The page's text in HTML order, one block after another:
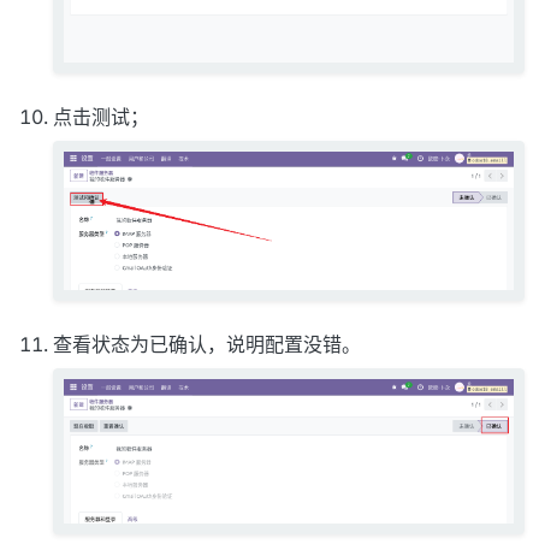
点击测试；
查看状态为已确认，说明配置没错。